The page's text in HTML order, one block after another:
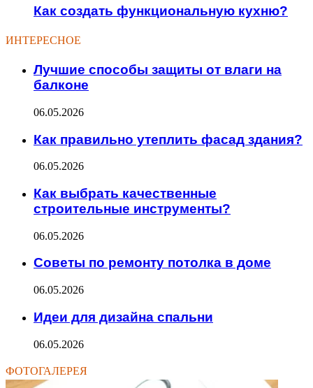
Как создать функциональную кухню?
ИНТЕРЕСНОЕ
Лучшие способы защиты от влаги на
балконе
06.05.2026
Как правильно утеплить фасад здания?
06.05.2026
Как выбрать качественные
строительные инструменты?
06.05.2026
Советы по ремонту потолка в доме
06.05.2026
Идеи для дизайна спальни
06.05.2026
ФОТОГАЛЕРЕЯ